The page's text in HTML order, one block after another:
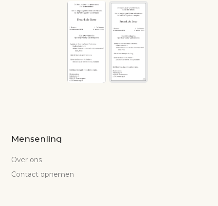
Mensenlinq
Over ons
Contact opnemen